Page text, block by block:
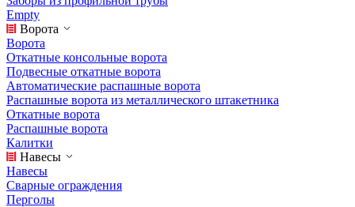
Empty
Ворота
Ворота
Откатные консольные ворота
Подвесные откатные ворота
Автоматические распашные ворота
Распашные ворота из металлического штакетника
Откатные ворота
Распашные ворота
Калитки
Навесы
Навесы
Сварные ограждения
Перголы